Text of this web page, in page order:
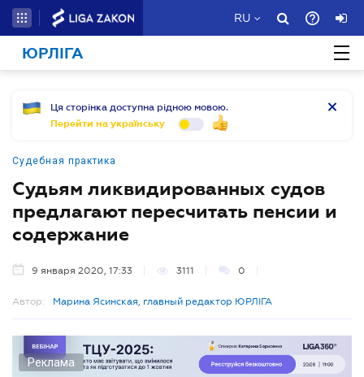
RU
ЮРЛІГА
Ця сторінка доступна рідною мовою.
Перейти на українську
Судебная практика
Судьям ликвидированных судов
предлагают пересчитать пенсии и
содержание
9 января 2020, 17:33 3111 0
Автор: Марина Ясинская, главный редактор ЮРЛІГА
Реклама